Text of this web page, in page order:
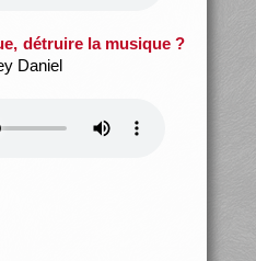
détruire la musique ?
Daniel